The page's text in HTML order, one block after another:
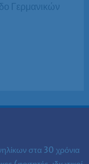
Γερμανικών
στα 30 χρόνια